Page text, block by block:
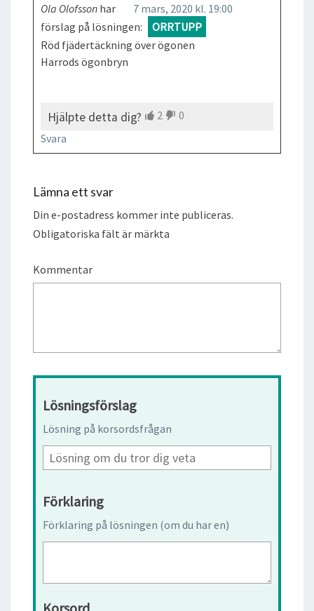
7 mars, 2020 kl. 19:00
Ola Olofsson har
förslag på lösningen:
ORRTUPP
Röd fjädertäckning över ögonen
Harrods ögonbryn
Hjälpte detta dig? 2
0
Svara
Lämna ett svar
Din e-postadress kommer inte publiceras.
Obligatoriska fält är märkta
Kommentar
Lösningsförslag
Lösning på korsordsfrågan
Förklaring
Förklaring på lösningen (om du har en)